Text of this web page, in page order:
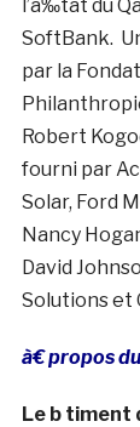
l’à‰tat du
SoftBank.
par la
Robert
fourni par
Solar, Ford
Nancy
David
Solutions et
à€ propos
Le b timent